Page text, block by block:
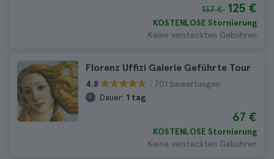
137 € 125 €
KOSTENLOSE Stornierung
Keine versteckten Gebühren
Florenz Uffizi Galerie Geführte Tour
4.8
701 bewertungen
Dauer: 1 tag
67 €
KOSTENLOSE Stornierung
Keine versteckten Gebühren